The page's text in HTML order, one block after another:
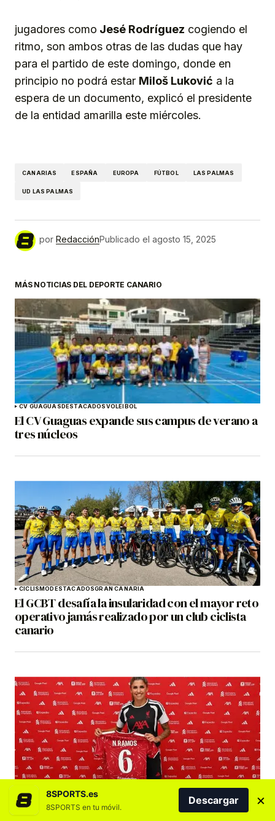
jugadores como Jesé Rodríguez cogiendo el
ritmo, son ambos otras de las dudas que hay
para el partido de este domingo, donde en
principio no podrá estar Miloš Luković a la
espera de un documento, explicó el presidente
de la entidad amarilla este miércoles.
CANARIAS ESPAÑA EUROPA FÚTBOL LAS PALMAS
UD LAS PALMAS
por RedacciónPublicado el agosto 15, 2025
MÁS NOTICIAS DEL DEPORTE CANARIO
CV GUAGUASDESTACADOSVOLEIBOL
El CV Guaguas expande sus campus de verano a
tres núcleos
CICLISMODESTACADOSGRAN CANARIA
El GCBT desafía la insularidad con el mayor reto
operativo jamás realizado por un club ciclista
canario
COSTA ADEJE TENERIFE
Natalia Ramos deja el Costa Adeje Tenerife tras
más de una década y jugará en Inglaterra con el
8SPORTS.es
8SPORTS en tu móvil.
Descargar ×